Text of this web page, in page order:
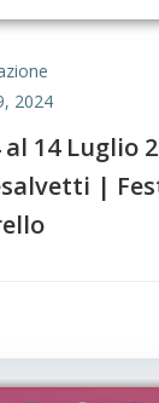
2024
14 Luglio
|